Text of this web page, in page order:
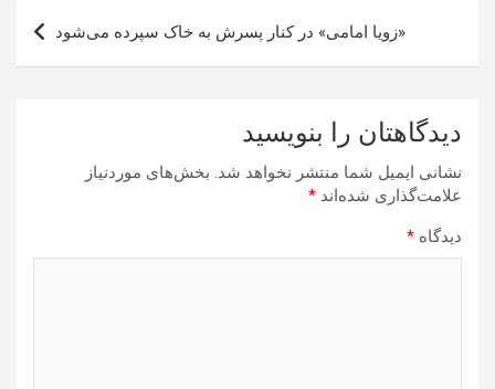
«زویا امامی» در کنار پسرش به خاک سپرده می‌شود
دیدگاهتان را بنویسید
نشانی ایمیل شما منتشر نخواهد شد. بخش‌های موردنیاز
علامت‌گذاری شده‌اند *
دیدگاه *